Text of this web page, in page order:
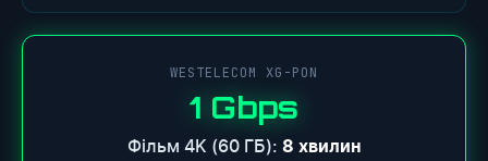
WESTELECOM XG-PON
1 Gbps
Фільм 4K (60 ГБ): 8 хвилин